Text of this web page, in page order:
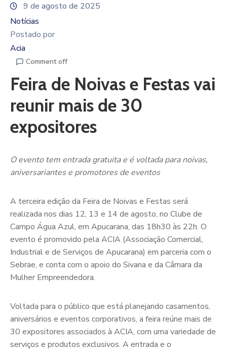
9 de agosto de 2025
Notícias
Postado por
Acia
Comment off
Feira de Noivas e Festas vai
reunir mais de 30
expositores
O evento tem entrada gratuita e é voltada para noivas,
aniversariantes e promotores de eventos
A terceira edição da Feira de Noivas e Festas será
realizada nos dias 12, 13 e 14 de agosto, no Clube de
Campo Água Azul, em Apucarana, das 18h30 às 22h. O
evento é promovido pela ACIA (Associação Comercial,
Industrial e de Serviços de Apucarana) em parceria com o
Sebrae, e conta com o apoio do Sivana e da Câmara da
Mulher Empreendedora.
Voltada para o público que está planejando casamentos,
aniversários e eventos corporativos, a feira reúne mais de
30 expositores associados à ACIA, com uma variedade de
serviços e produtos exclusivos. A entrada e o